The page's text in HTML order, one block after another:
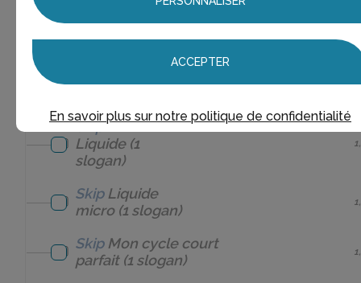
SkipEssence De La Nature
(2 slogans)
Skip
Liquide(1
slogan)
Skip Liquide
micro(1 slogan)
Skip Mon cycle court
parfait(1 slogan)
ACCEPTER
En savoir plus sur notre politique de confidentialité